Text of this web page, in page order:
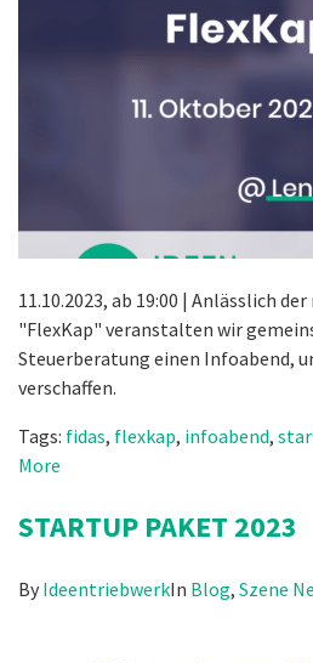
11.10.2023, ab 19:00 | Anlässlich
"FlexKap" veranstalten wir
Steuerberatung einen Infoabend,
verschaffen.
Tags: fidas, flexkap, infoabend,
More
STARTUP PAKET 2023
By IdeentriebwerkIn Blog, Szene